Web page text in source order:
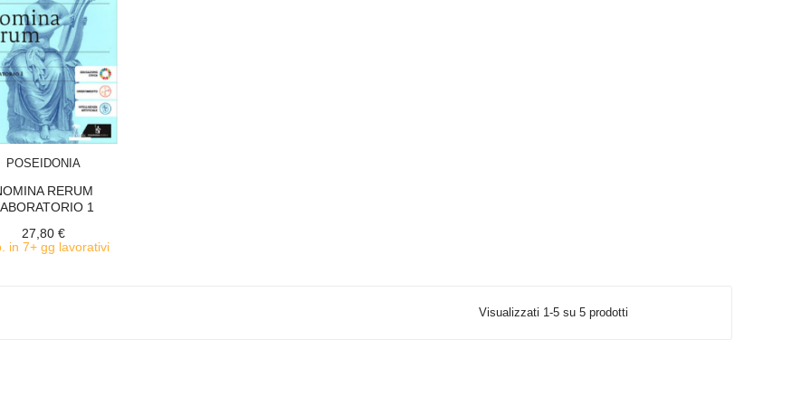
POSEIDONIA
RERUM
1
27,80 €
in 7+ gg lavorativi
Visualizzati 1-5 su 5 prodotti